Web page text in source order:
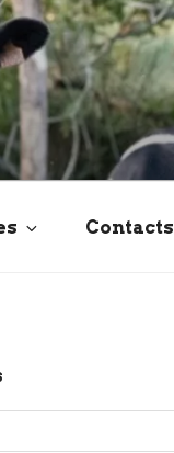
Contacts